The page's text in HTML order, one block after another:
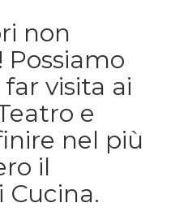
non
visita ai
e
nel più
il
Cucina.